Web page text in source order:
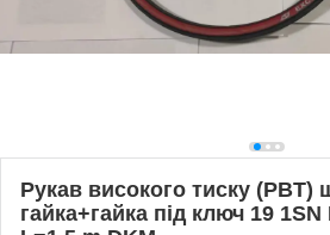
Рукав високого тиску (РВT)
гайка+гайка під ключ 19